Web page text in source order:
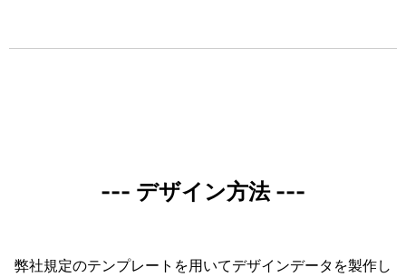
--- デザイン方法 ---
弊社規定のテンプレートを用いてデザインデータを製作し